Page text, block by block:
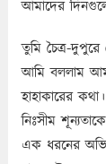
আমাদের
তুমি চৈত্র-
আমি বললাম
হাহাকারের
নিঃসীম
এক ধরনের